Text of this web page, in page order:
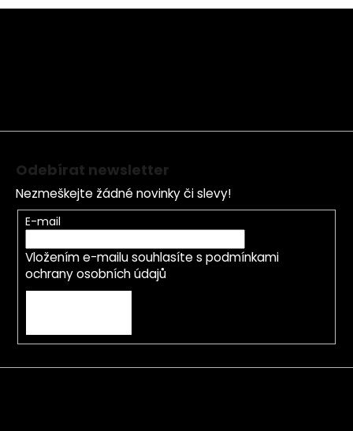
Z
Odebírat newsletter
Nezmeškejte žádné novinky či slevy!
E-mail
Vložením e-mailu souhlasíte s podmínkami
ochrany osobních údajů